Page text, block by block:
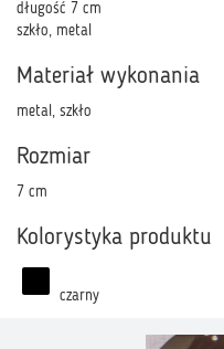
długość 7 cm
szkło, metal
Materiał wykonania
metal, szkło
Rozmiar
7 cm
Kolorystyka produktu
czarny